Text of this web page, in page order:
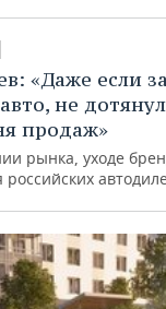
«Даже если
не
продаж»
рынка, уходе
российских